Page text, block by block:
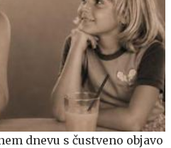
dnevu s čustveno objavo